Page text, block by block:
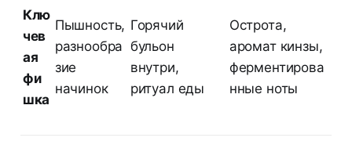
Клю
чев
ая
фи
шка
Пышность,
разнообра
зие
начинок
Горячий
бульон
внутри,
ритуал еды
Острота,
аромат кинзы,
ферментирова
нные ноты